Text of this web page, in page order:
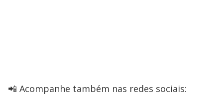
📲 Acompanhe também nas redes sociais: